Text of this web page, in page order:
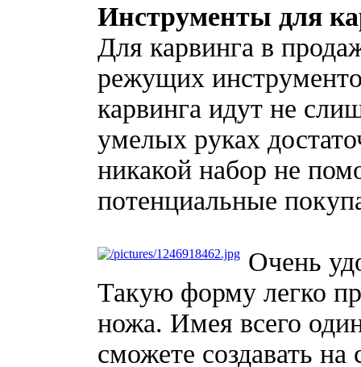
Инструменты для
Для карвинга в
режущих
карвинга идут не
умелых руках
никакой набор не
потенциальные
Очень
Такую форму легко
ножа. Имея всего
сможете создавать на